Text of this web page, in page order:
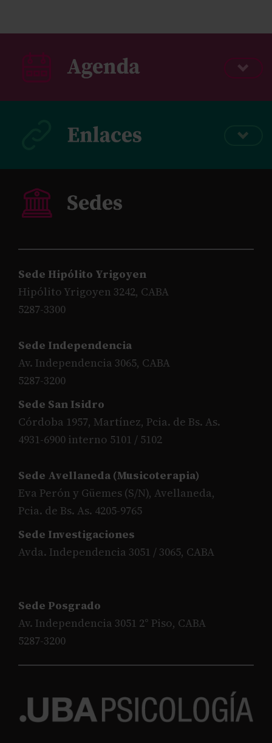
Sede Hipólito Yrigoyen
Hipólito Yrigoyen 3242, CABA
5287-3300
Sede Independencia
Av. Independencia 3065, CABA
5287-3200
Sede San Isidro
Córdoba 1957, Martínez, Pcia. de Bs. As.
4931-6900 interno 5101 / 5102
Sede Avellaneda (Musicoterapia)
Eva Perón y Güemes (S/N), Avellaneda,
Pcia. de Bs. As. 4205-9765
Sede Investigaciones
Avda. Independencia 3051 / 3065, CABA
Sede Posgrado
Av. Independencia 3051 2° Piso, CABA
5287-3200